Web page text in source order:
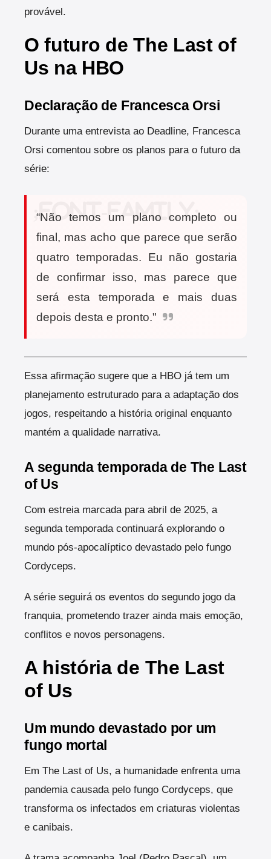
provável.
O futuro de The Last of
Us na HBO
Declaração de Francesca Orsi
Durante uma entrevista ao Deadline, Francesca
Orsi comentou sobre os planos para o futuro da
série:
“Não temos um plano completo ou
final, mas acho que parece que serão
quatro temporadas. Eu não gostaria
de confirmar isso, mas parece que
será esta temporada e mais duas
depois desta e pronto."
Essa afirmação sugere que a HBO já tem um
planejamento estruturado para a adaptação dos
jogos, respeitando a história original enquanto
mantém a qualidade narrativa.
A segunda temporada de The Last
of Us
Com estreia marcada para abril de 2025, a
segunda temporada continuará explorando o
mundo pós-apocalíptico devastado pelo fungo
Cordyceps.
A série seguirá os eventos do segundo jogo da
franquia, prometendo trazer ainda mais emoção,
conflitos e novos personagens.
A história de The Last
of Us
Um mundo devastado por um
fungo mortal
Em The Last of Us, a humanidade enfrenta uma
pandemia causada pelo fungo Cordyceps, que
transforma os infectados em criaturas violentas
e canibais.